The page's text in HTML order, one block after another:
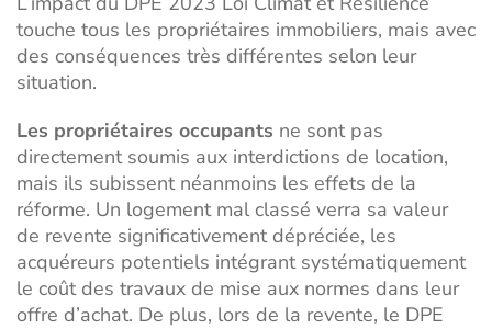
touche tous les propriétaires immobiliers, mais avec
des conséquences très différentes selon leur
situation.
Les propriétaires occupants ne sont pas
directement soumis aux interdictions de location,
mais ils subissent néanmoins les effets de la
réforme. Un logement mal classé verra sa valeur
de revente significativement dépréciée, les
acquéreurs potentiels intégrant systématiquement
le coût des travaux de mise aux normes dans leur
offre d’achat. De plus, lors de la revente, le DPE